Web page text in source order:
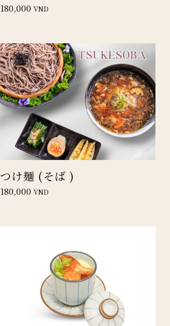
180,000 VND
つけ麺 (そば )
180,000 VND